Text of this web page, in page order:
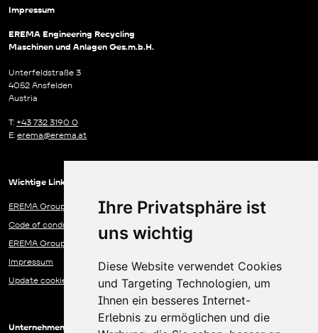
Ihre Privatsphäre ist
uns wichtig
Diese Website verwendet Cookies
und Targeting Technologien, um
Ihnen ein besseres Internet-
Erlebnis zu ermöglichen und die
Impressum
EREMA Engineering Recycling
Maschinen und Anlagen Ges.m.b.H.
Unterfeldstraße 3
4052 Ansfelden
Austria
T: +43 732 3190 0
E: erema@erema.at
Wichtige Links & Funktionen
EREMA Group Data Protection Statement
Code of conduct
EREMA Group Communication Centre
Impressum
Update cookies preferences
Unternehmen der EREMA Gruppe